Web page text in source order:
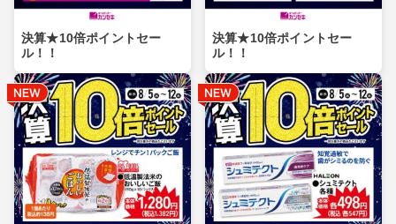
決算★10倍ポイントセー
ル！！
決算★10倍ポイントセー
ル！！